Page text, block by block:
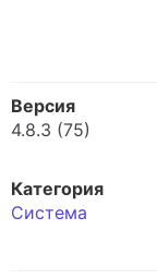
Версия
4.8.3 (75)
Категория
Система